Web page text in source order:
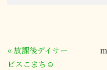
«放課後デイサー
ビスこまち☺